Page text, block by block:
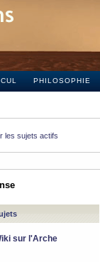
PHILOSOPHIE
les sujets actifs
sur l'Arche